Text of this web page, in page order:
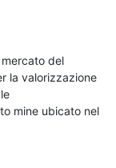
del
la valorizzazione
mine ubicato nel